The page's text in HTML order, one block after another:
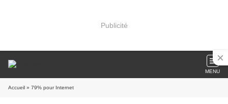
Publicité
MENU
Accueil » 79% pour Internet